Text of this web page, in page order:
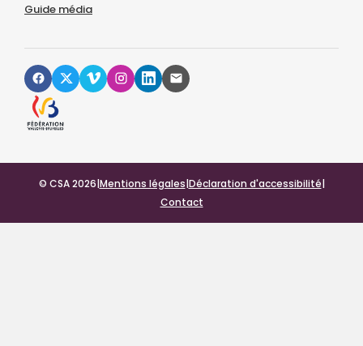
Guide média
© CSA 2026|Mentions légales|Déclaration d'accessibilité|
Contact